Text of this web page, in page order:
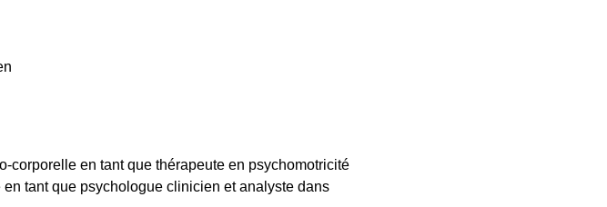
en tant que thérapeute en psychomotricité
tant que psychologue clinicien et analyste dans